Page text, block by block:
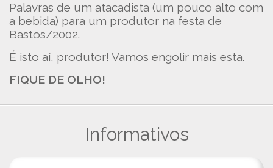
Palavras de um atacadista (um pouco alto com
a bebida) para um produtor na festa de
Bastos/2002.
É isto aí, produtor! Vamos engolir mais esta.
FIQUE DE OLHO!
Informativos